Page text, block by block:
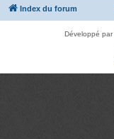
Index du forum
Développé par